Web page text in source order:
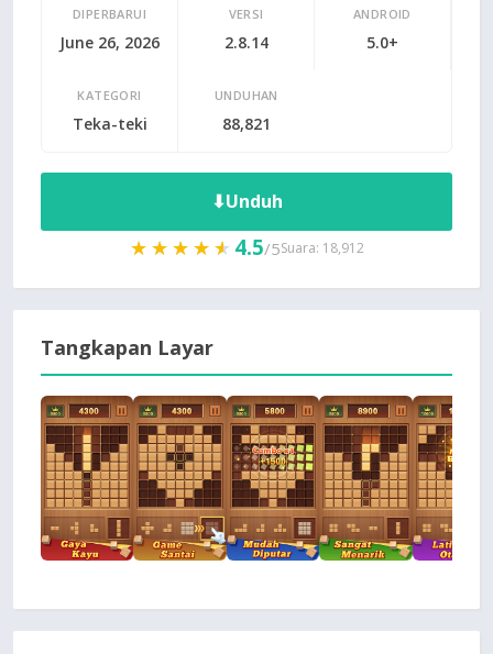
DIPERBARUI
June 26, 2026
VERSI
2.8.14
ANDROID
5.0+
KATEGORI
Teka-teki
UNDUHAN
88,821
⬇Unduh
★★★★★
★★★★★ 4.5/5Suara: 18,912
Tangkapan Layar